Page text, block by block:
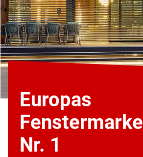
Europas
Fenstermarke
Nr. 1